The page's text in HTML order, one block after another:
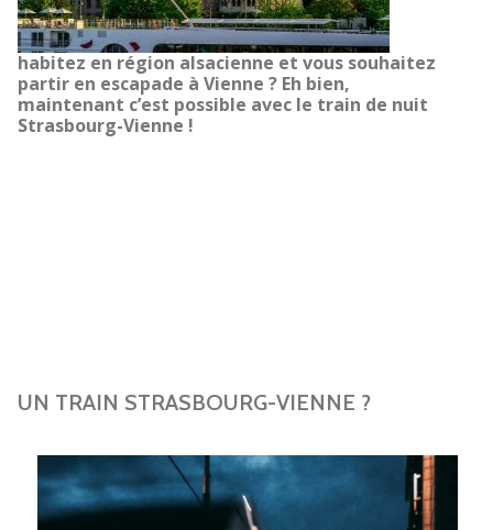
habitez en région alsacienne et vous souhaitez
partir en escapade à Vienne ? Eh bien,
maintenant c’est possible avec le train de nuit
Strasbourg-Vienne !
UN TRAIN STRASBOURG-VIENNE ?